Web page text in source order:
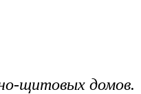
щитовых домов.